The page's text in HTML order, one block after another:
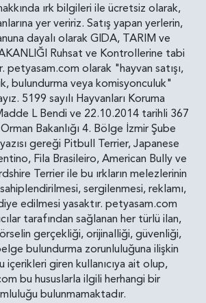
ırk bilgileri ile ücretsiz olarak,
yer veririz. Satış yapan yerlerin,
dayalı olarak GIDA, TARIM ve
Ruhsat ve Kontrollerine tabi
petyasam.com olarak "hayvan satışı,
bulundurma veya komisyonculuk"
5199 sayılı Hayvanları Koruma
L Bendi ve 22.10.2014 tarihli 367
Orman Bakanlığı 4. Bölge İzmir Şube
gereği Pitbull Terrier, Japanese
Fila Brasileiro, American Bully ve
Terrier ile bu ırkların melezlerinin
sergilenmesi, reklamı,
edilmesi yasaktır. petyasam.com
tarafından sağlanan her türlü ilan,
gerçekliği, orijinalliği, güvenliği,
bulundurma zorunluluğuna ilişkin
içerikleri giren kullanıcıya ait olup,
bu hususlarla ilgili herhangi bir
bulunmamaktadır.